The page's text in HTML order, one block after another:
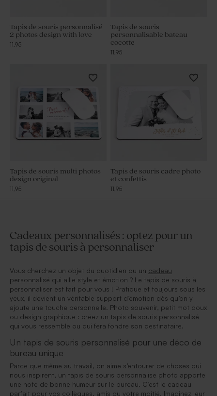
Tapis de souris personnalisé
2 photos design with love
11,95
Tapis de souris
personnalisable bateau
cocotte
11,95
Tapis de souris multi photos
design original
11,95
Tapis de souris cadre photo
et confettis
11,95
Cadeaux personnalisés : optez pour un
tapis de souris à personnaliser
Vous cherchez un objet du quotidien ou un cadeau
personnalisé qui allie style et émotion ? Le tapis de souris à
personnaliser est fait pour vous ! Pratique et toujours sous les
yeux, il devient un véritable support d’émotion dès qu’on y
ajoute une touche personnelle. Photo souvenir, petit mot doux
ou design graphique : créez un tapis de souris personnalisé
qui vous ressemble ou qui fera fondre son destinataire.
Un tapis de souris personnalisé pour une déco de
bureau unique
Parce que même au travail, on aime s’entourer de choses qui
nous inspirent, un tapis de souris personnalise photo apporte
une note de bonne humeur sur le bureau. C’est le cadeau
parfait pour vos collègues, amis ou votre moitié. Imaginez leur